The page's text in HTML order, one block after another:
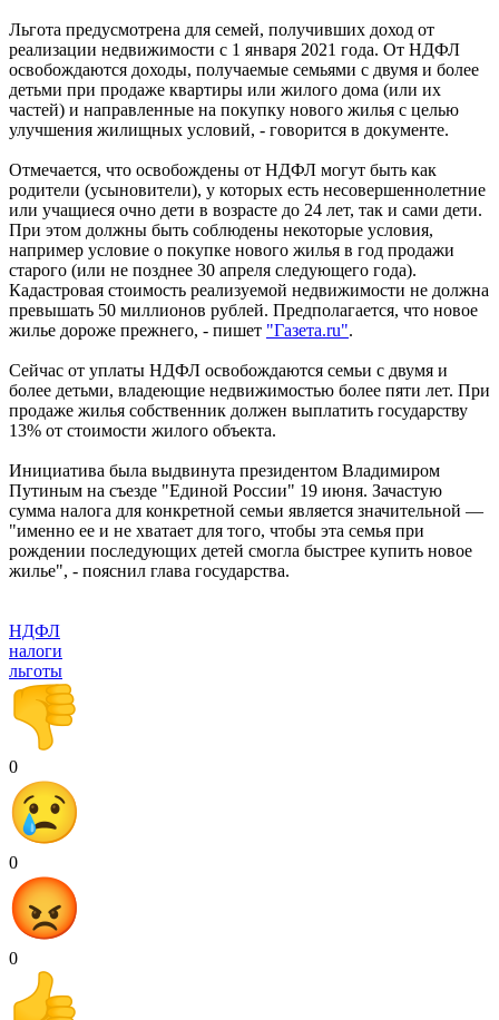
Льгота предусмотрена для семей, получивших доход от
реализации недвижимости с 1 января 2021 года. От НДФЛ
освобождаются доходы, получаемые семьями с двумя и более
детьми при продаже квартиры или жилого дома (или их
частей) и направленные на покупку нового жилья с целью
улучшения жилищных условий, - говорится в документе.
Отмечается, что освобождены от НДФЛ могут быть как
родители (усыновители), у которых есть несовершеннолетние
или учащиеся очно дети в возрасте до 24 лет, так и сами дети.
При этом должны быть соблюдены некоторые условия,
например условие о покупке нового жилья в год продажи
старого (или не позднее 30 апреля следующего года).
Кадастровая стоимость реализуемой недвижимости не должна
превышать 50 миллионов рублей. Предполагается, что новое
жилье дороже прежнего, - пишет "Газета.ru".
Сейчас от уплаты НДФЛ освобождаются семьи с двумя и
более детьми, владеющие недвижимостью более пяти лет. При
продаже жилья собственник должен выплатить государству
13% от стоимости жилого объекта.
Инициатива была выдвинута президентом Владимиром
Путиным на съезде "Единой России" 19 июня. Зачастую
сумма налога для конкретной семьи является значительной —
"именно ее и не хватает для того, чтобы эта семья при
рождении последующих детей смогла быстрее купить новое
жилье", - пояснил глава государства.
НДФЛ
налоги
льготы
0
0
0